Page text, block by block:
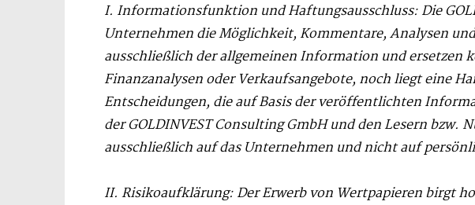
I. Informationsfunktion und Haftungsausschluss: Die
Unternehmen die Möglichkeit, Kommentare, Analysen
ausschließlich der allgemeinen Information und ersetzen
Finanzanalysen oder Verkaufsangebote, noch liegt eine
Entscheidungen, die auf Basis der veröffentlichten
der GOLDINVEST Consulting GmbH und den Lesern
ausschließlich auf das Unternehmen und nicht auf
II. Risikoaufklärung: Der Erwerb von Wertpapieren birgt